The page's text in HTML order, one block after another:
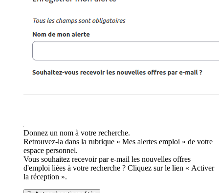
Donnez un nom à votre recherche.
Retrouvez-la dans la rubrique « Mes alertes emploi » de votre
espace personnel.
Vous souhaitez recevoir par e-mail les nouvelles offres
d'emploi liées à votre recherche ? Cliquez sur le lien « Activer
la réception ».